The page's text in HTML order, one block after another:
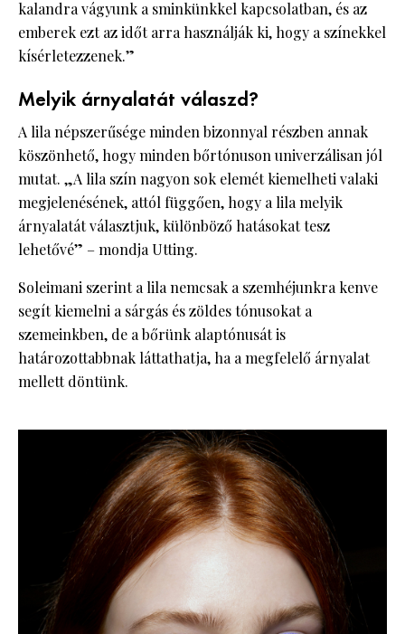
kalandra vágyunk a sminkünkkel kapcsolatban, és az
emberek ezt az időt arra használják ki, hogy a színekkel
kísérletezzenek.”
Melyik árnyalatát válaszd?
A lila népszerűsége minden bizonnyal részben annak
köszönhető, hogy minden bőrtónuson univerzálisan jól
mutat. „A lila szín nagyon sok elemét kiemelheti valaki
megjelenésének, attól függően, hogy a lila melyik
árnyalatát választjuk, különböző hatásokat tesz
lehetővé” – mondja Utting.
Soleimani szerint a lila nemcsak a szemhéjunkra kenve
segít kiemelni a sárgás és zöldes tónusokat a
szemeinkben, de a bőrünk alaptónusát is
határozottabbnak láttathatja, ha a megfelelő árnyalat
mellett döntünk.